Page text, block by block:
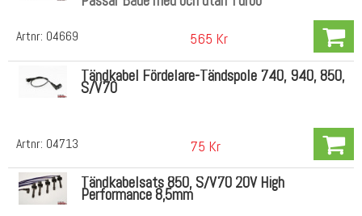
Artnr: 04669 565 Kr
Artnr: 04713
Tändkabel Fördelare-Tändspole 740, 940, 850,
S/V70
75 Kr
Tändkabelsats 850, S/V70 20V High
Performance 8,5mm